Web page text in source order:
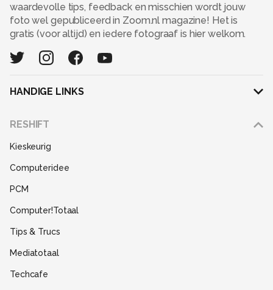
waardevolle tips, feedback en misschien wordt jouw
foto wel gepubliceerd in Zoom.nl magazine! Het is
gratis (voor altijd) en iedere fotograaf is hier welkom.
HANDIGE LINKS
RESHIFT
Kieskeurig
Computeridee
PCM
Computer!Totaal
Tips & Trucs
Mediatotaal
Techcafe